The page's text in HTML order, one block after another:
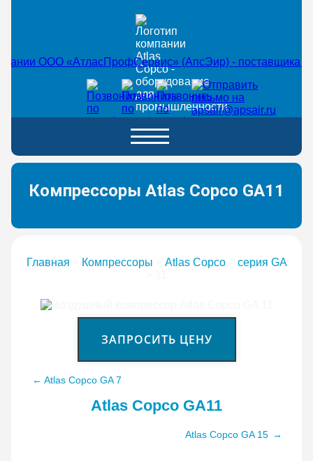
Компрессоры Atlas Copco GA11
Главная Компрессоры Atlas Copco
серия GA
ЗАПРОСИТЬ ЦЕНУ
← Atlas Copco GA 7
Atlas Copco GA11
Atlas Copco GA 15 →